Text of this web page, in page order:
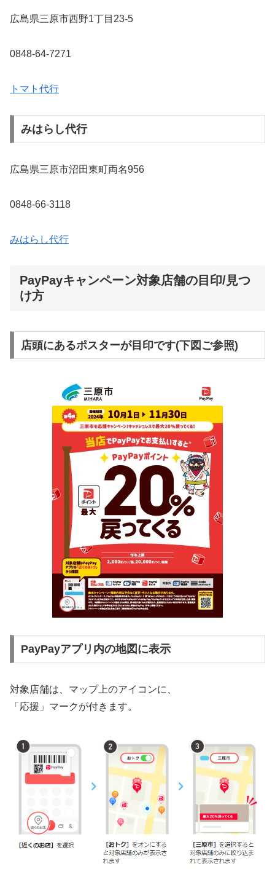
広島県三原市西野1丁目23-5
0848-64-7271
トマト代行
みはらし代行
広島県三原市沼田東町両名956
0848-66-3118
みはらし代行
PayPayキャンペーン対象店舗の目印/見つ
け方
店頭にあるポスターが目印です(下図ご参照)
PayPayアプリ内の地図に表示
対象店舗は、マップ上のアイコンに、
「応援」マークが付きます。